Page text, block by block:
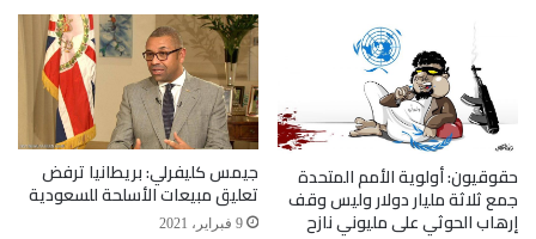
الإمارات بدأت حملة استجابة عاجلة تتمثل بمواد إغاثية
وتوفير الأدوية لمستشفيات المحافظة، وتدشين حملة
نظافة واسعة، ومواساة أسر الشهداء والجرحى، وتقديم
المساعدات لهم. معرباً عن تقديره وامتنانه لهذه
المساعدات.
حقوقيون: أولوية الأمم المتحدة
جمع ثلاثة مليار دولار وليس وقف
إرهاب الحوثي على مليوني نازح
جيمس كليفرلي: بريطانيا ترفض
تعليق مبيعات الأسلحة للسعودية
9 فبراير، 2021